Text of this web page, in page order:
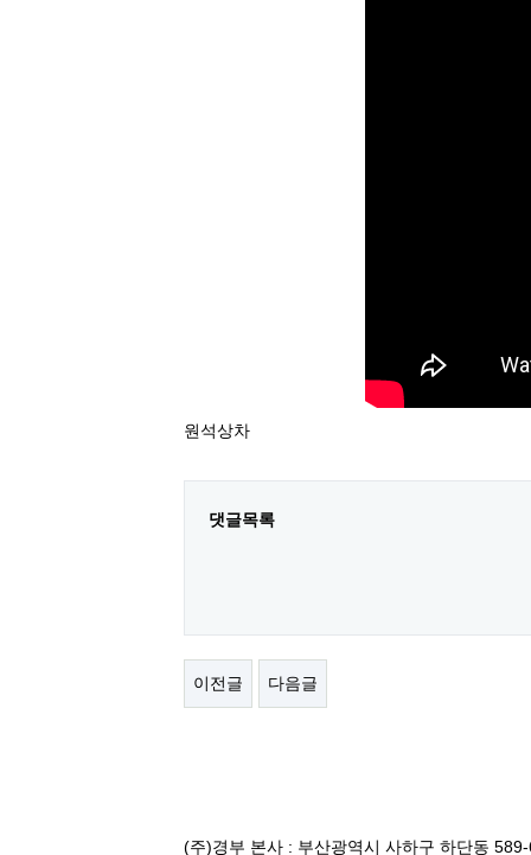
원석상차
댓글목록
이전글 다음글
(주)경부 본사 : 부산광역시 사하구 하단동